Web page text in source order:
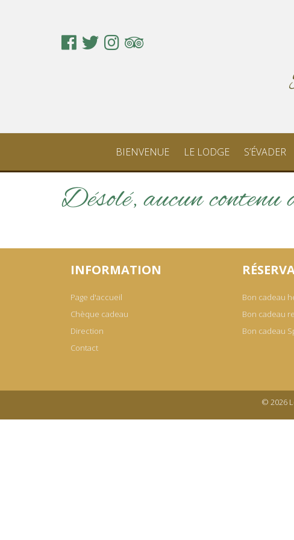
BIENVENUE LE LODGE S’ÉVADER
Désolé, aucun contenu
INFORMATION
Page d'accueil
Chèque cadeau
Direction
Contact
Bon cadeau
Bon cadeau
Bon cadeau
© 2026